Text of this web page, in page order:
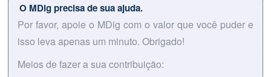
O MDig precisa de sua ajuda.
Por favor, apoie o MDig com o valor que você puder e
isso leva apenas um minuto. Obrigado!
Meios de fazer a sua contribuição: